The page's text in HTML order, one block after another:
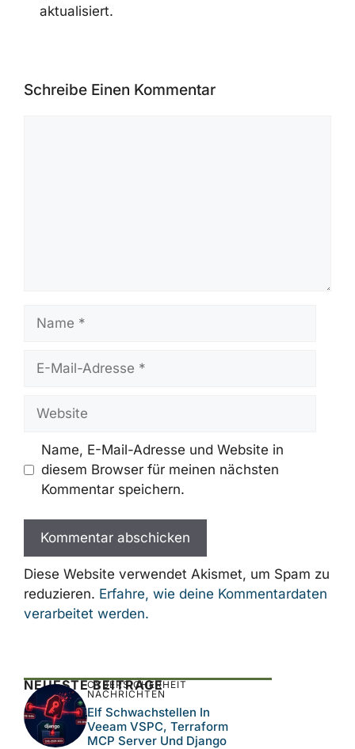
aktualisiert.
Schreibe Einen Kommentar
Mail-
Name, E-Mail-Adresse und Website in
diesem Browser für meinen nächsten
Kommentar speichern.
Diese Website verwendet Akismet, um Spam zu
reduzieren. Erfahre, wie deine Kommentardaten
verarbeitet werden.
NEUESTE BEITRÄGE
CYBERSICHERHEIT
NACHRICHTEN
Elf Schwachstellen In
Veeam VSPC, Terraform
MCP Server Und Django